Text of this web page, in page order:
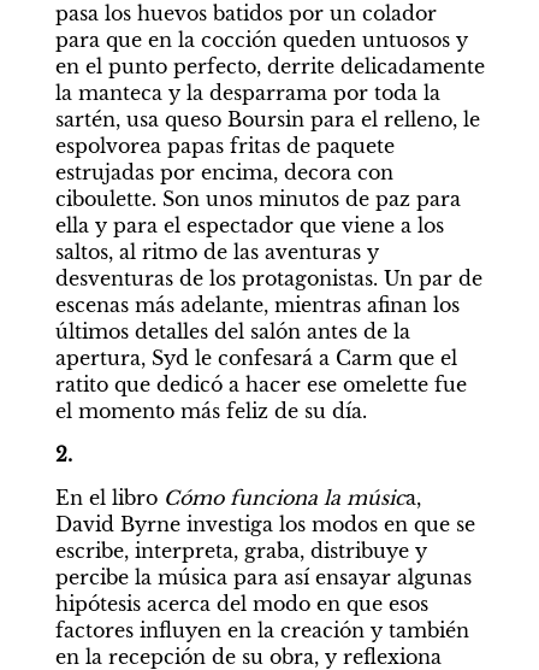
pasa los huevos batidos por un colador
para que en la cocción queden untuosos y
en el punto perfecto, derrite delicadamente
la manteca y la desparrama por toda la
sartén, usa queso Boursin para el relleno, le
espolvorea papas fritas de paquete
estrujadas por encima, decora con
ciboulette. Son unos minutos de paz para
ella y para el espectador que viene a los
saltos, al ritmo de las aventuras y
desventuras de los protagonistas. Un par de
escenas más adelante, mientras afinan los
últimos detalles del salón antes de la
apertura, Syd le confesará a Carm que el
ratito que dedicó a hacer ese omelette fue
el momento más feliz de su día.
2.
En el libro Cómo funciona la música,
David Byrne investiga los modos en que se
escribe, interpreta, graba, distribuye y
percibe la música para así ensayar algunas
hipótesis acerca del modo en que esos
factores influyen en la creación y también
en la recepción de su obra, y reflexiona